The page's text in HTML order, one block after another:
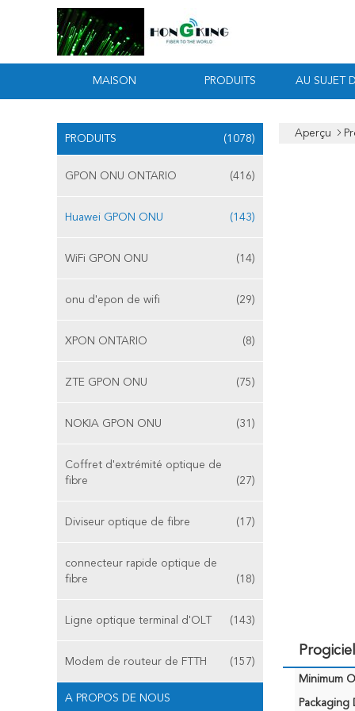
MAISON PRODUITS AU SUJET
PRODUITS (1078)
GPON ONU ONTARIO (416)
Huawei GPON ONU (143)
WiFi GPON ONU (14)
onu d'epon de wifi (29)
XPON ONTARIO (8)
ZTE GPON ONU (75)
NOKIA GPON ONU (31)
Coffret d'extrémité optique de
fibre
(27)
Diviseur optique de fibre (17)
connecteur rapide optique de
fibre
(18)
Ligne optique terminal d'OLT (143)
Modem de routeur de FTTH (157)
A PROPOS DE NOUS
Aperçu
Minimum
Packaging